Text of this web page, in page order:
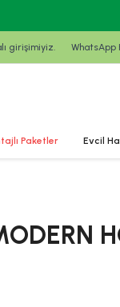
girişimiyiz. WhatsApp
Paketler Evcil